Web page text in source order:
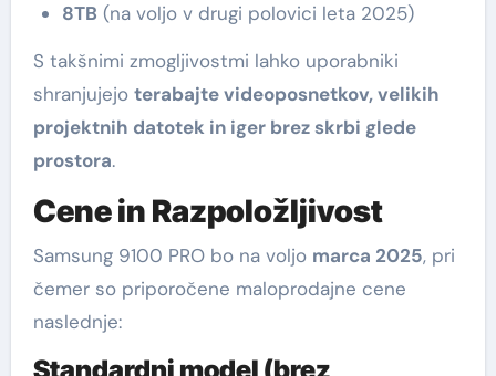
8TB (na voljo v drugi polovici leta 2025)
S takšnimi zmogljivostmi lahko uporabniki
shranjujejo terabajte videoposnetkov, velikih
projektnih datotek in iger brez skrbi glede
prostora.
Cene in Razpoložljivost
Samsung 9100 PRO bo na voljo marca 2025, pri
čemer so priporočene maloprodajne cene
naslednje:
Standardni model (brez